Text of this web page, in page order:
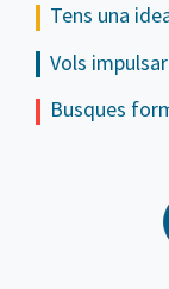
Tens una
Vols
Busques